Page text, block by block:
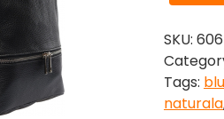
SKU:
Tags:
naturala